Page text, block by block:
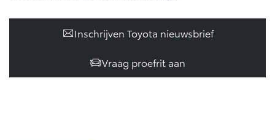
Inschrijven Toyota nieuwsbrief
Vraag proefrit aan